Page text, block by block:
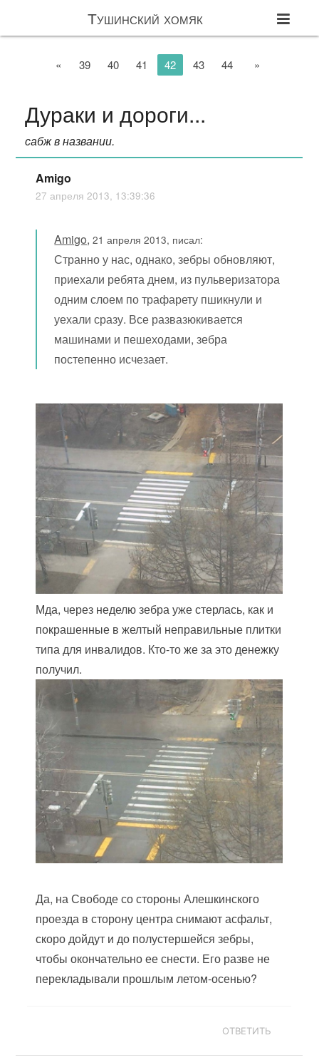
Тушинский хомяк
« 39 40 41 42 43 44 »
Дураки и дороги...
сабж в названии.
Amigo
27 апреля 2013, 13:39:36
Amigo,21 апреля 2013, писал:
Странно у нас, однако, зебры обновляют,
приехали ребята днем, из пульверизатора
одним слоем по трафарету пшикнули и
уехали сразу. Все развазюкивается
машинами и пешеходами, зебра
постепенно исчезает.
Мда, через неделю зебра уже стерлась, как и
покрашенные в желтый неправильные плитки
типа для инвалидов. Кто-то же за это денежку
получил.
Да, на Свободе со стороны Алешкинского
проезда в сторону центра снимают асфальт,
скоро дойдут и до полустершейся зебры,
чтобы окончательно ее снести. Его разве не
перекладывали прошлым летом-осенью?
ОТВЕТИТЬ